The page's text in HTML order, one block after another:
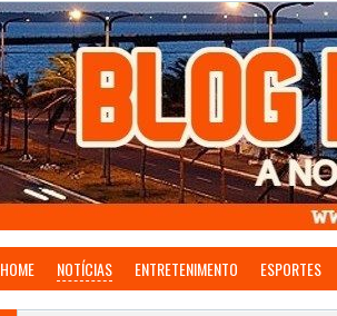
HOME NOTÍCIAS ENTRETENIMENTO ESPORTES